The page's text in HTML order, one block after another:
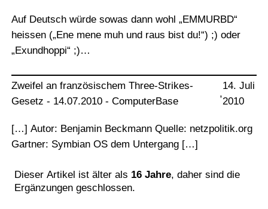
Auf Deutsch würde sowas dann wohl „EMMURBD“
heissen („Ene mene muh und raus bist du!“) ;) oder
„Exundhoppi“ ;)…
Zweifel an französischem Three-Strikes-
Gesetz - 14.07.2010 - ComputerBase
,
14. Juli
2010
[…] Autor: Benjamin Beckmann Quelle: netzpolitik.org
Gartner: Symbian OS dem Untergang […]
Dieser Artikel ist älter als 16 Jahre, daher sind die
Ergänzungen geschlossen.